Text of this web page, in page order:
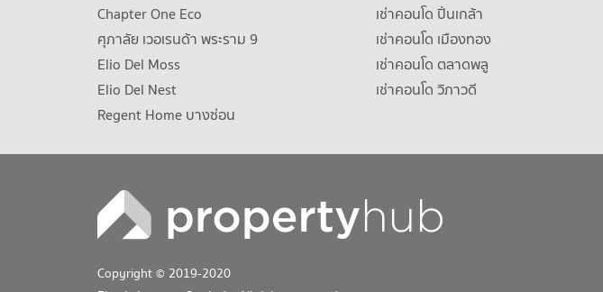
Chapter One Eco
ศุภาลัย เวอเรนด้า พระราม 9
Elio Del Moss
Elio Del Nest
Regent Home บางซ่อน
เช่าคอนโด ปิ่นเกล้า
เช่าคอนโด เมืองทอง
เช่าคอนโด ตลาดพลู
เช่าคอนโด วิภาวดี
Copyright © 2019-2020